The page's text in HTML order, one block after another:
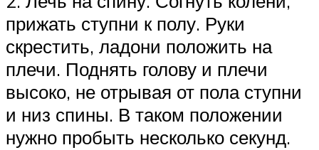
прижать ступни к полу. Руки
скрестить, ладони положить на
плечи. Поднять голову и плечи
высоко, не отрывая от пола ступни
и низ спины. В таком положении
нужно пробыть несколько секунд.